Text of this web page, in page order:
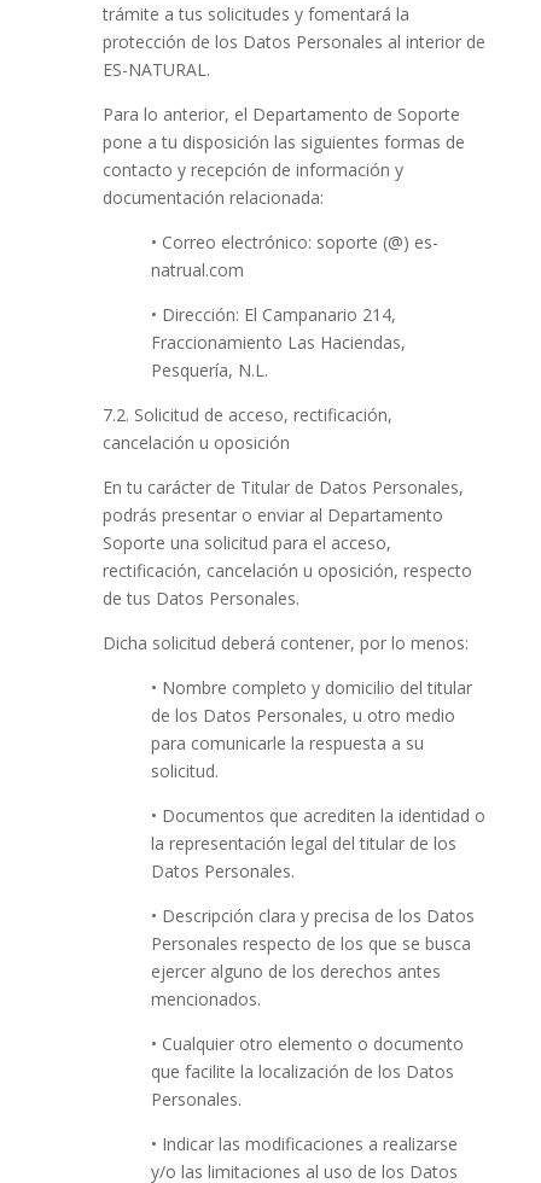
trámite a tus solicitudes y fomentará la
protección de los Datos Personales al interior de
ES-NATURAL.
Para lo anterior, el Departamento de Soporte
pone a tu disposición las siguientes formas de
contacto y recepción de información y
documentación relacionada:
• Correo electrónico: soporte (@) es-
natrual.com
• Dirección: El Campanario 214,
Fraccionamiento Las Haciendas,
Pesquería, N.L.
7.2. Solicitud de acceso, rectificación,
cancelación u oposición
En tu carácter de Titular de Datos Personales,
podrás presentar o enviar al Departamento
Soporte una solicitud para el acceso,
rectificación, cancelación u oposición, respecto
de tus Datos Personales.
Dicha solicitud deberá contener, por lo menos:
• Nombre completo y domicilio del titular
de los Datos Personales, u otro medio
para comunicarle la respuesta a su
solicitud.
• Documentos que acrediten la identidad o
la representación legal del titular de los
Datos Personales.
• Descripción clara y precisa de los Datos
Personales respecto de los que se busca
ejercer alguno de los derechos antes
mencionados.
• Cualquier otro elemento o documento
que facilite la localización de los Datos
Personales.
• Indicar las modificaciones a realizarse
y/o las limitaciones al uso de los Datos